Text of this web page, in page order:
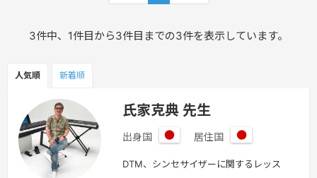
3件中、1件目から3件目までの3件を表示しています。
人気順 新着順
氏家克典 先生
出身国
本
居住国
本
DTM、シンセサイザーに関するレッス